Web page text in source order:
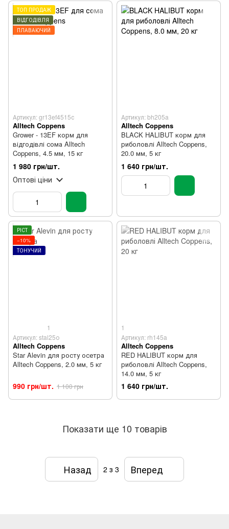
ТОП ПРОДАЖ
ВІДГОДІВЛЯ
ПЛАВАЮЧИЙ
Артикул: gr13ef4515с
Alltech Coppens
Grower - 13EF корм для
відгодівлі сома Alltech
Coppens, 4.5 мм, 15 кг
1 980 грн/шт.
Оптові ціни
Артикул: bh205a
Alltech Coppens
BLACK HALIBUT корм для
риболовлі Alltech Coppens,
20.0 мм, 5 кг
1 640 грн/шт.
РІСТ
−10%
ТОНУЧИЙ
1
Артикул: stal25о
Alltech Coppens
Star Alevin для росту осетра
Alltech Coppens, 2.0 мм, 5 кг
990 грн/шт. 1 100 грн
1
Артикул: rh145a
Alltech Coppens
RED HALIBUT корм для
риболовлі Alltech Coppens,
14.0 мм, 5 кг
1 640 грн/шт.
Показати ще 10 товарів
Назад 2 з 3 Вперед